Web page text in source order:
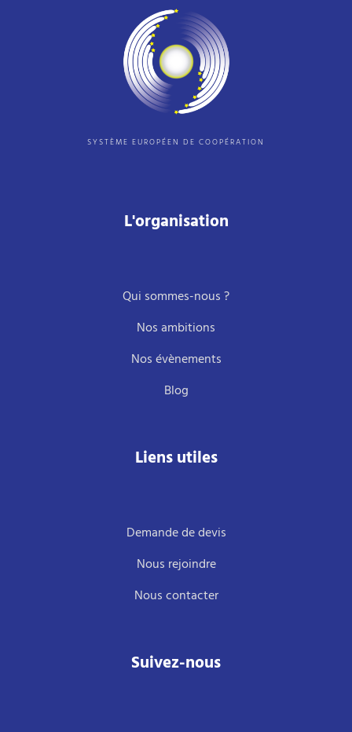
SYSTÈME EUROPÉEN DE COOPÉRATION
L'organisation
Qui sommes-nous ?
Nos ambitions
Nos évènements
Blog
Liens utiles
Demande de devis
Nous rejoindre
Nous contacter
Suivez-nous